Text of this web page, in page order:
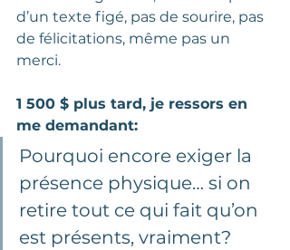
d’un texte figé, pas de sourire, pas
de félicitations, même pas un
merci.
1 500 $ plus tard, je ressors en
me demandant:
Pourquoi encore exiger la
présence physique… si on
retire tout ce qui fait qu’on
est présents, vraiment?